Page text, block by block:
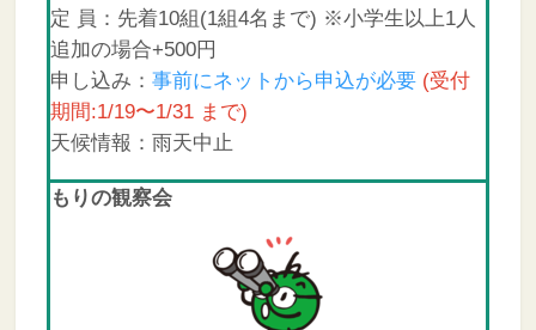
定 員：先着10組(1組4名まで) ※小学生以上1人
追加の場合+500円
申し込み： 事前にネットから申込が必要 (受付
期間:1/19〜1/31 まで)
天候情報：雨天中止
もりの観察会